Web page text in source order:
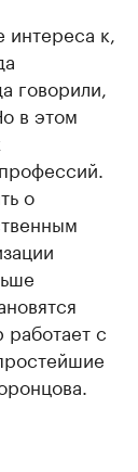
к,
говорили,
в этом
о
с